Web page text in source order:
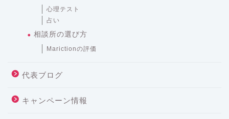
心理テスト
占い
相談所の選び方
Marictionの評価
代表ブログ
キャンペーン情報